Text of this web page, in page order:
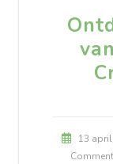
13